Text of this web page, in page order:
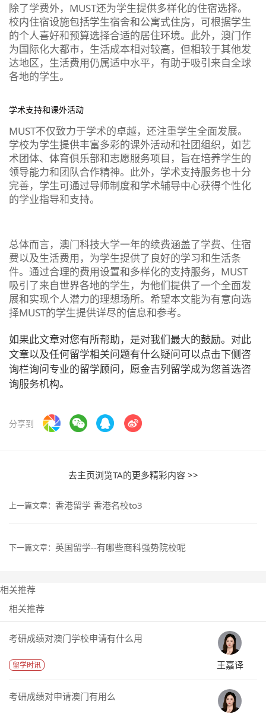
除了学费外，MUST还为学生提供多样化的住宿选择。
校内住宿设施包括学生宿舍和公寓式住房，可根据学生
的个人喜好和预算选择合适的居住环境。此外，澳门作
为国际化大都市，生活成本相对较高，但相较于其他发
达地区，生活费用仍属适中水平，有助于吸引来自全球
各地的学生。
学术支持和课外活动
MUST不仅致力于学术的卓越，还注重学生全面发展。
学校为学生提供丰富多彩的课外活动和社团组织，如艺
术团体、体育俱乐部和志愿服务项目，旨在培养学生的
领导能力和团队合作精神。此外，学术支持服务也十分
完善，学生可通过导师制度和学术辅导中心获得个性化
的学业指导和支持。
总体而言，澳门科技大学一年的续费涵盖了学费、住宿
费以及生活费用，为学生提供了良好的学习和生活条
件。通过合理的费用设置和多样化的支持服务，MUST
吸引了来自世界各地的学生，为他们提供了一个全面发
展和实现个人潜力的理想场所。希望本文能为有意向选
择MUST的学生提供详尽的信息和参考。
如果此文章对您有所帮助，是对我们最大的鼓励。对此
文章以及任何留学相关问题有什么疑问可以点击下侧咨
询栏询问专业的留学顾问，愿金吉列留学成为您首选咨
询服务机构。
分享到
去主页浏览TA的更多精彩内容 >>
上一篇文章： 香港留学 香港名校to3
下一篇文章： 英国留学--有哪些商科强势院校呢
相关推荐
相关推荐
考研成绩对澳门学校申请有什么用
留学时讯 王嘉译
考研成绩对申请澳门有用么